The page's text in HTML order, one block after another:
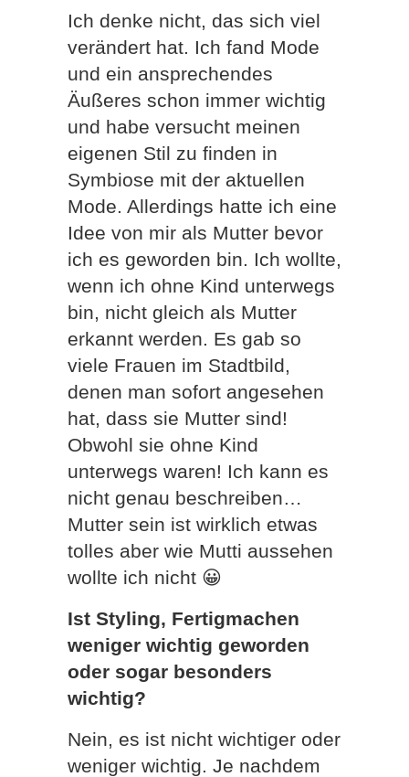
Ich denke nicht, das sich viel
verändert hat. Ich fand Mode
und ein ansprechendes
Äußeres schon immer wichtig
und habe versucht meinen
eigenen Stil zu finden in
Symbiose mit der aktuellen
Mode. Allerdings hatte ich eine
Idee von mir als Mutter bevor
ich es geworden bin. Ich wollte,
wenn ich ohne Kind unterwegs
bin, nicht gleich als Mutter
erkannt werden. Es gab so
viele Frauen im Stadtbild,
denen man sofort angesehen
hat, dass sie Mutter sind!
Obwohl sie ohne Kind
unterwegs waren! Ich kann es
nicht genau beschreiben…
Mutter sein ist wirklich etwas
tolles aber wie Mutti aussehen
wollte ich nicht 😀
Ist Styling, Fertigmachen
weniger wichtig geworden
oder sogar besonders
wichtig?
Nein, es ist nicht wichtiger oder
weniger wichtig. Je nachdem